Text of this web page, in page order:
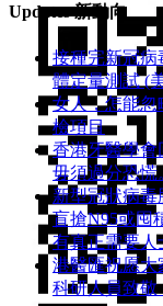
Updates 新動向
接種完新冠病
體定量測試 (
女人，怎能忽
檢項目
香港牙醫學會
毋須過分恐慌
新型冠狀病
盲搶N95或囤
有真正需要人
港醫匯祝愿大
科研人員致敬